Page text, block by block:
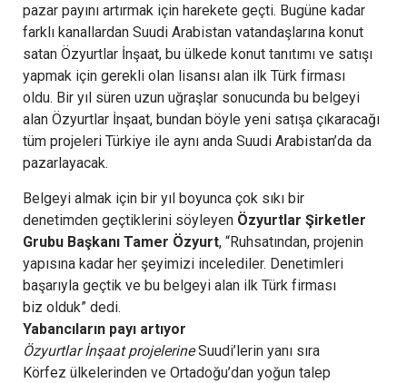
pazar payını artırmak için harekete geçti. Bugüne kadar
farklı kanallardan Suudi Arabistan vatandaşlarına konut
satan Özyurtlar İnşaat, bu ülkede konut tanıtımı ve satışı
yapmak için gerekli olan lisansı alan ilk Türk firması
oldu. Bir yıl süren uzun uğraşlar sonucunda bu belgeyi
alan Özyurtlar İnşaat, bundan böyle yeni satışa çıkaracağı
tüm projeleri Türkiye ile aynı anda Suudi Arabistan’da da
pazarlayacak.
Belgeyi almak için bir yıl boyunca çok sıkı bir
denetimden geçtiklerini söyleyen Özyurtlar Şirketler
Grubu Başkanı Tamer Özyurt, “Ruhsatından, projenin
yapısına kadar her şeyimizi incelediler. Denetimleri
başarıyla geçtik ve bu belgeyi alan ilk Türk firması
biz olduk” dedi.
Yabancıların payı artıyor
Özyurtlar İnşaat projelerineSuudi’lerin yanı sıra
Körfez ülkelerinden ve Ortadoğu’dan yoğun talep